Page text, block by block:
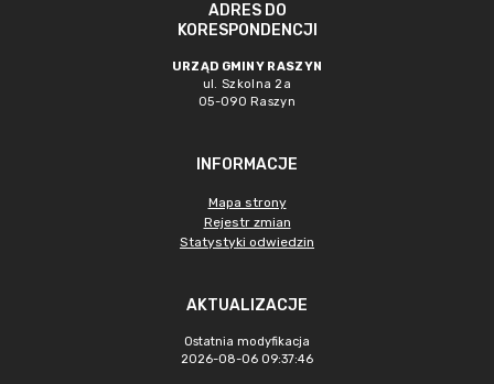
ADRES DO
KORESPONDENCJI
URZĄD GMINY RASZYN
ul. Szkolna 2a
05-090 Raszyn
INFORMACJE
Mapa strony
Rejestr zmian
Statystyki odwiedzin
AKTUALIZACJE
Ostatnia modyfikacja
2026-08-06 09:37:46